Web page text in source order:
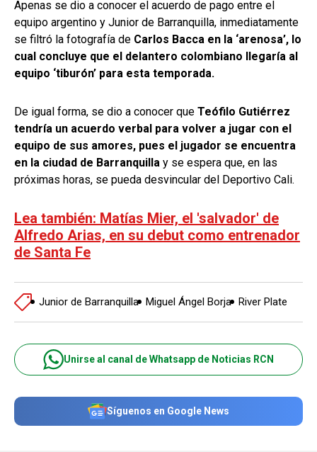
Apenas se dio a conocer el acuerdo de pago entre el
equipo argentino y Junior de Barranquilla, inmediatamente
se filtró la fotografía de Carlos Bacca en la ‘arenosa’, lo
cual concluye que el delantero colombiano llegaría al
equipo ‘tiburón’ para esta temporada.
De igual forma, se dio a conocer que Teófilo Gutiérrez
tendría un acuerdo verbal para volver a jugar con el
equipo de sus amores, pues el jugador se encuentra
en la ciudad de Barranquilla y se espera que, en las
próximas horas, se pueda desvincular del Deportivo Cali.
Lea también: Matías Mier, el 'salvador' de
Alfredo Arias, en su debut como entrenador
de Santa Fe
Junior de Barranquilla Miguel Ángel Borja River Plate
Unirse al canal de Whatsapp de Noticias RCN
Síguenos en Google News